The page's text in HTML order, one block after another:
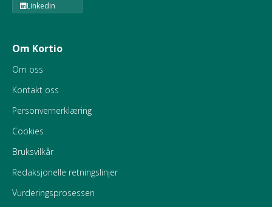
Linkedin
Om Kortio
Om oss
Kontakt oss
Personvernerklæring
Cookies
Bruksvilkår
Redaksjonelle retningslinjer
Vurderingsprosessen